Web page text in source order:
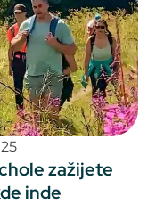
zažijete
inde